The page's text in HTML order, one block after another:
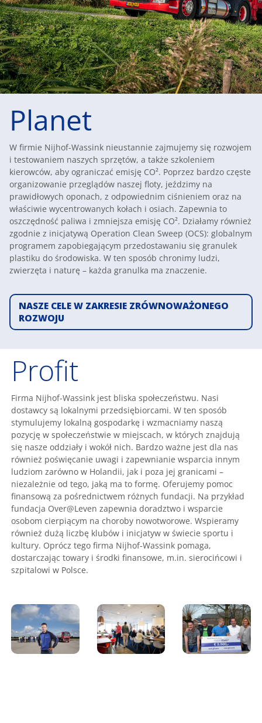
Planet
W firmie Nijhof-Wassink nieustannie zajmujemy się rozwojem
i testowaniem naszych sprzętów, a także szkoleniem
kierowców, aby ograniczać emisję CO². Poprzez bardzo częste
organizowanie przeglądów naszej floty, jeździmy na
prawidłowych oponach, z odpowiednim ciśnieniem oraz na
właściwie wycentrowanych kołach i osiach. Zapewnia to
oszczędność paliwa i zmniejsza emisję CO². Działamy również
zgodnie z inicjatywą Operation Clean Sweep (OCS): globalnym
programem zapobiegającym przedostawaniu się granulek
plastiku do środowiska. W ten sposób chronimy ludzi,
zwierzęta i naturę – każda granulka ma znaczenie.
NASZE CELE W ZAKRESIE ZRÓWNOWAŻONEGO
ROZWOJU
Profit
Firma Nijhof-Wassink jest bliska społeczeństwu. Nasi
dostawcy są lokalnymi przedsiębiorcami. W ten sposób
stymulujemy lokalną gospodarkę i wzmacniamy naszą
pozycję w społeczeństwie w miejscach, w których znajdują
się nasze oddziały i wokół nich. Bardzo ważne jest dla nas
również poświęcanie uwagi i zapewnianie wsparcia innym
ludziom zarówno w Holandii, jak i poza jej granicami –
niezależnie od tego, jaką ma to formę. Oferujemy pomoc
finansową za pośrednictwem różnych fundacji. Na przykład
fundacja Over@Leven zapewnia doradztwo i wsparcie
osobom cierpiącym na choroby nowotworowe. Wspieramy
również dużą liczbę klubów i inicjatyw w świecie sportu i
kultury. Oprócz tego firma Nijhof-Wassink pomaga,
dostarczając towary i środki finansowe, m.in. sierocińcowi i
szpitalowi w Polsce.